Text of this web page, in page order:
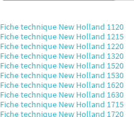
Fiche technique New Holland 1120
Fiche technique New Holland 1215
Fiche technique New Holland 1220
Fiche technique New Holland 1320
Fiche technique New Holland 1520
Fiche technique New Holland 1530
Fiche technique New Holland 1620
Fiche technique New Holland 1630
Fiche technique New Holland 1715
Fiche technique New Holland 1720